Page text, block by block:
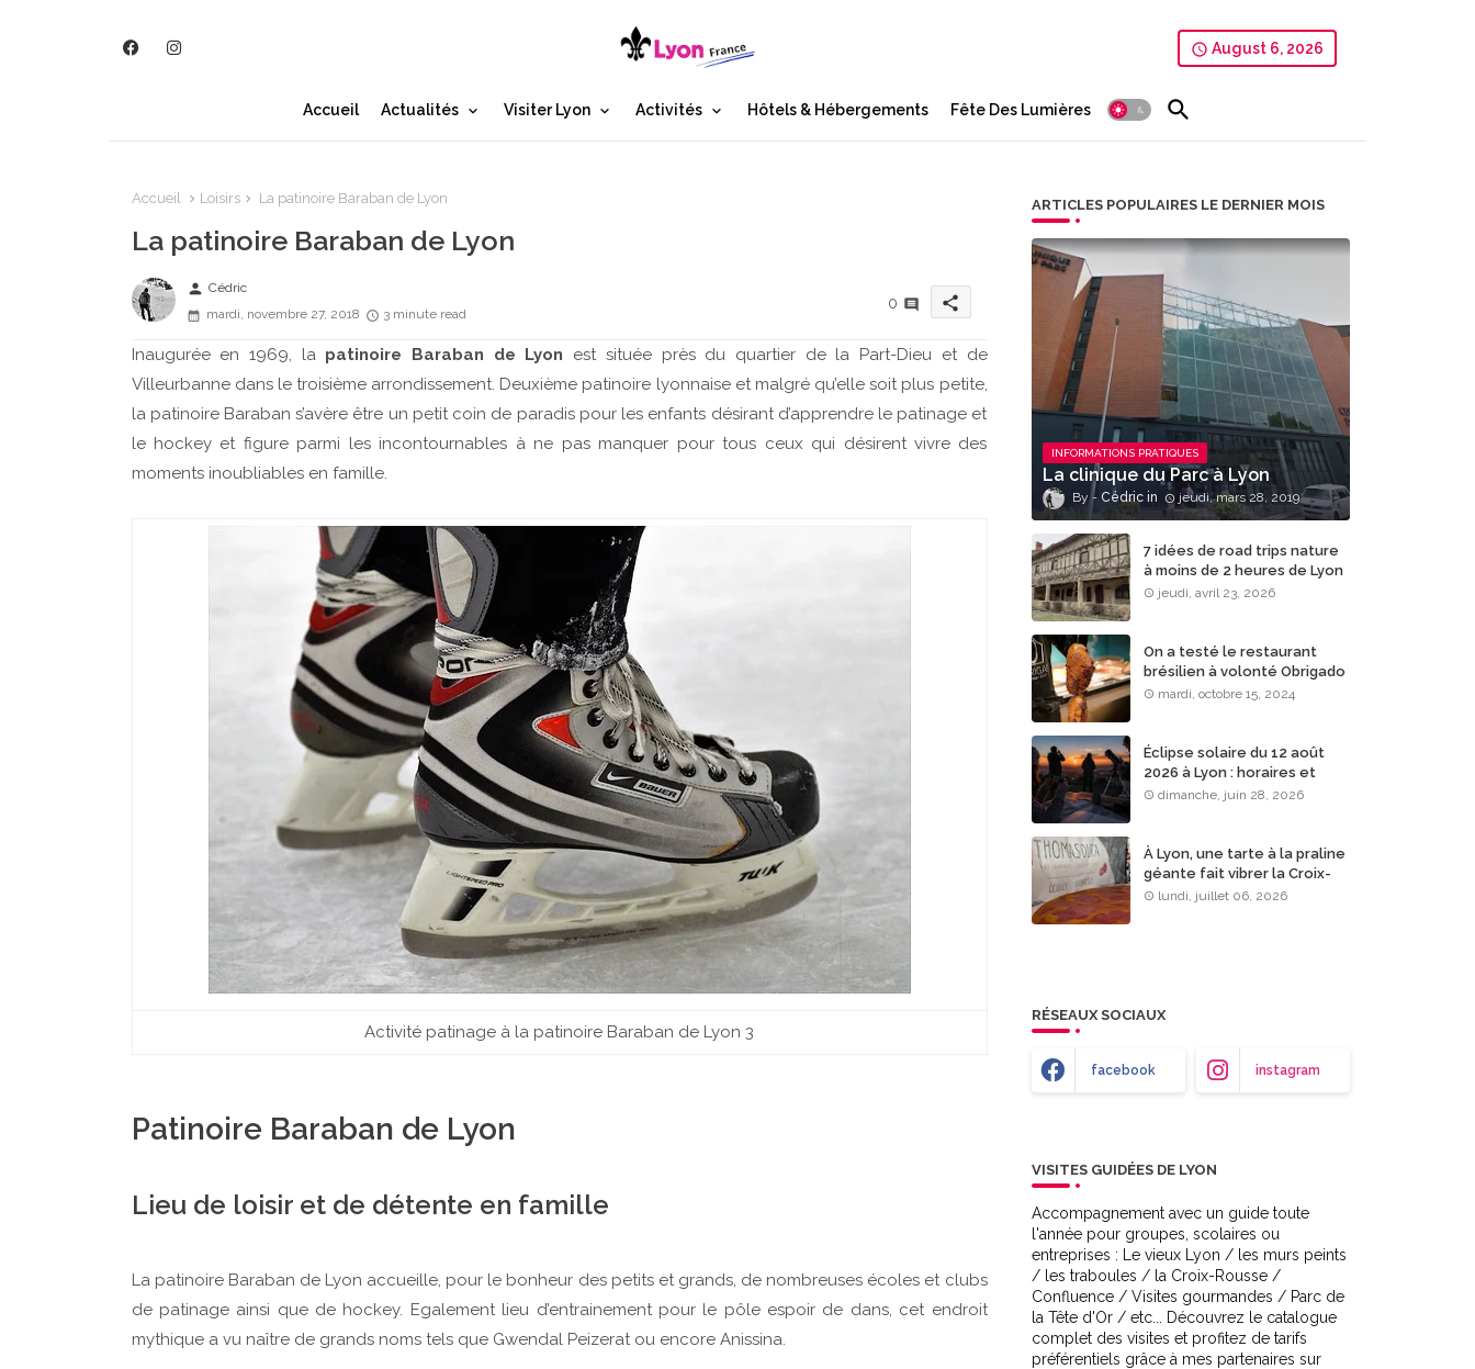
August 6, 2026
Accueil Actualités Visiter Lyon Activités Hôtels & Hébergements Fête Des Lumières
Accueil Loisirs La patinoire Baraban de Lyon
La patinoire Baraban de Lyon
person Cédric
mardi, novembre 27, 2018
3 minute read
0 share
Inaugurée en 1969, la patinoire Baraban de Lyon est située près du quartier de la Part-Dieu et de
Villeurbanne dans le troisième arrondissement. Deuxième patinoire lyonnaise et malgré qu’elle soit plus petite,
la patinoire Baraban s’avère être un petit coin de paradis pour les enfants désirant d’apprendre le patinage et
le hockey et figure parmi les incontournables à ne pas manquer pour tous ceux qui désirent vivre des
moments inoubliables en famille.
Activité patinage à la patinoire Baraban de Lyon 3
Patinoire Baraban de Lyon
Lieu de loisir et de détente en famille
La patinoire Baraban de Lyon accueille, pour le bonheur des petits et grands, de nombreuses écoles et clubs
de patinage ainsi que de hockey. Egalement lieu d’entrainement pour le pôle espoir de dans, cet endroit
mythique a vu naître de grands noms tels que Gwendal Peizerat ou encore Anissina.
ARTICLES POPULAIRES LE DERNIER MOIS
INFORMATIONS PRATIQUES
La clinique du Parc à Lyon
Cédric jeudi, mars 28, 2019
7 idées de road trips nature
à moins de 2 heures de Lyon
jeudi, avril 23, 2026
On a testé le restaurant
brésilien à volonté Obrigado
Rodizio à Lyon
mardi, octobre 15, 2024
Éclipse solaire du 12 août
2026 à Lyon : horaires et
lieux d’observation
dimanche, juin 28, 2026
À Lyon, une tarte à la praline
géante fait vibrer la Croix-
Rousse
lundi, juillet 06, 2026
RÉSEAUX SOCIAUX
facebook instagram
VISITES GUIDÉES DE LYON
Accompagnement avec un guide toute
l'année pour groupes, scolaires ou
entreprises : Le vieux Lyon / les murs peints
/ les traboules / la Croix-Rousse /
Confluence / Visites gourmandes / Parc de
la Tête d'Or / etc... Découvrez le catalogue
complet des visites et profitez de tarifs
préférentiels grâce à mes partenaires sur